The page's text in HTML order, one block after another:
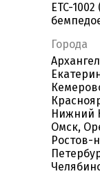
ETC-
Города
Нижний
Омск,
Ростов-